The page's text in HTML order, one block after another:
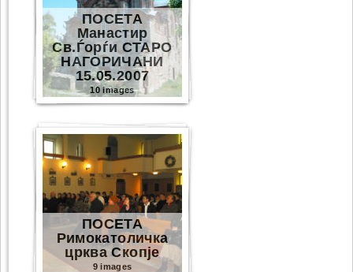
ПОСЕТА
Манастир
Св.Ѓорѓи СТАРО
НАГОРИЧАНИ
15.05.2007
10 images
ПОСЕТА
Римокатоличка
црква Скопје
9 images